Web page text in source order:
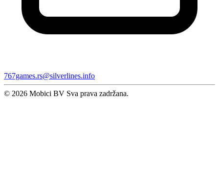
767games.rs@silverlines.info
© 2026 Mobici BV Sva prava zadržana.